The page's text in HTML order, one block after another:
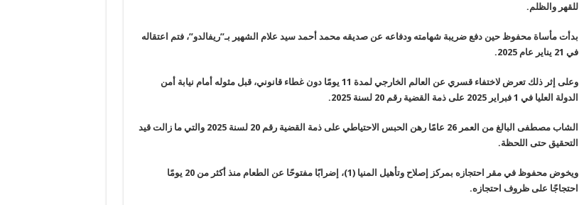
للقهر والظلم.
بدأت مأساة محفوظ حين دفع ضريبة شهامته ودفاعه عن صديقه محمد أحمد سيد علام الشهير بـ”ريفالدو”، فتم اعتقاله
في 21 يناير عام 2025
.
وعلى إثر ذلك تعرض لاختفاء قسري عن العالم الخارجي لمدة 11 يومًا دون غطاء
قانوني، قبل مثوله أمام نيابة أمن
الدولة العليا في 1 فبراير 2025 على ذمة
القضية رقم 20 لسنة 2025 .
الشاب مصطفى البالغ من العمر 26 عامًا رهن الحبس
الاحتياطي على ذمة القضية رقم 20 لسنة 2025 والتي ما زالت قيد
التحقيق حتى اللحظة.
ويخوض محفوظ في مقر احتجازه بمركز إصلاح وتأهيل المنيا (1)، إضرابًا
مفتوحًا عن الطعام منذ أكثر من 20 يومًا
احتجاجًا على ظروف احتجازه.